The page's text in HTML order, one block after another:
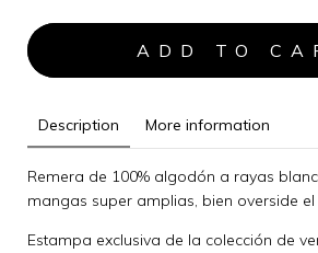
Description More information
Remera de 100% algodón a rayas
mangas super amplias, bien overside
Estampa exclusiva de la colección de